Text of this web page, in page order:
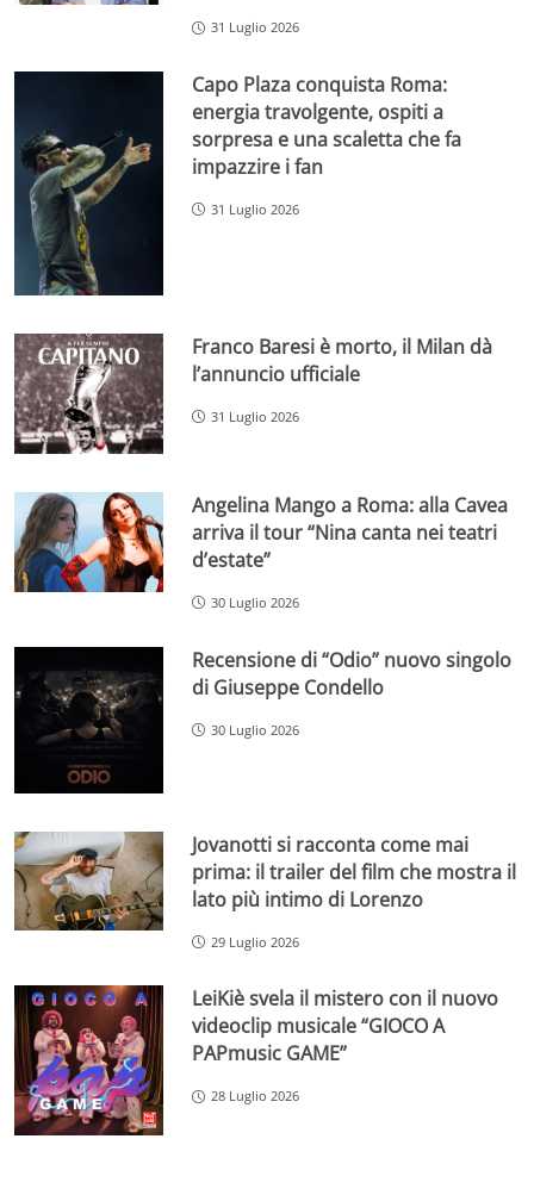
31 Luglio 2026
Capo Plaza conquista Roma:
energia travolgente, ospiti a
sorpresa e una scaletta che fa
impazzire i fan
31 Luglio 2026
Franco Baresi è morto, il Milan dà
l’annuncio ufficiale
31 Luglio 2026
Angelina Mango a Roma: alla Cavea
arriva il tour “Nina canta nei teatri
d’estate”
30 Luglio 2026
Recensione di “Odio” nuovo singolo
di Giuseppe Condello
30 Luglio 2026
Jovanotti si racconta come mai
prima: il trailer del film che mostra il
lato più intimo di Lorenzo
29 Luglio 2026
LeiKiè svela il mistero con il nuovo
videoclip musicale “GIOCO A
PAPmusic GAME”
28 Luglio 2026